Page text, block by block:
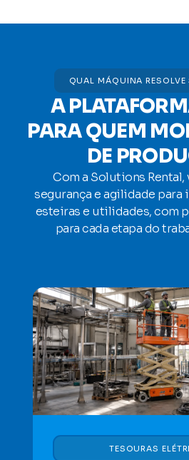
QUAL MÁQUINA RESOLVE
A
PARA QUEM
DE
Com a Solutions Rental,
segurança e agilidade para
esteiras e utilidades, com
para cada etapa do
TESOURAS